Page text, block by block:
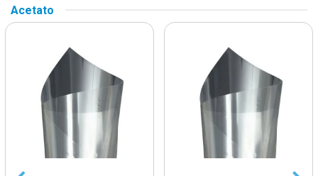
Acetato